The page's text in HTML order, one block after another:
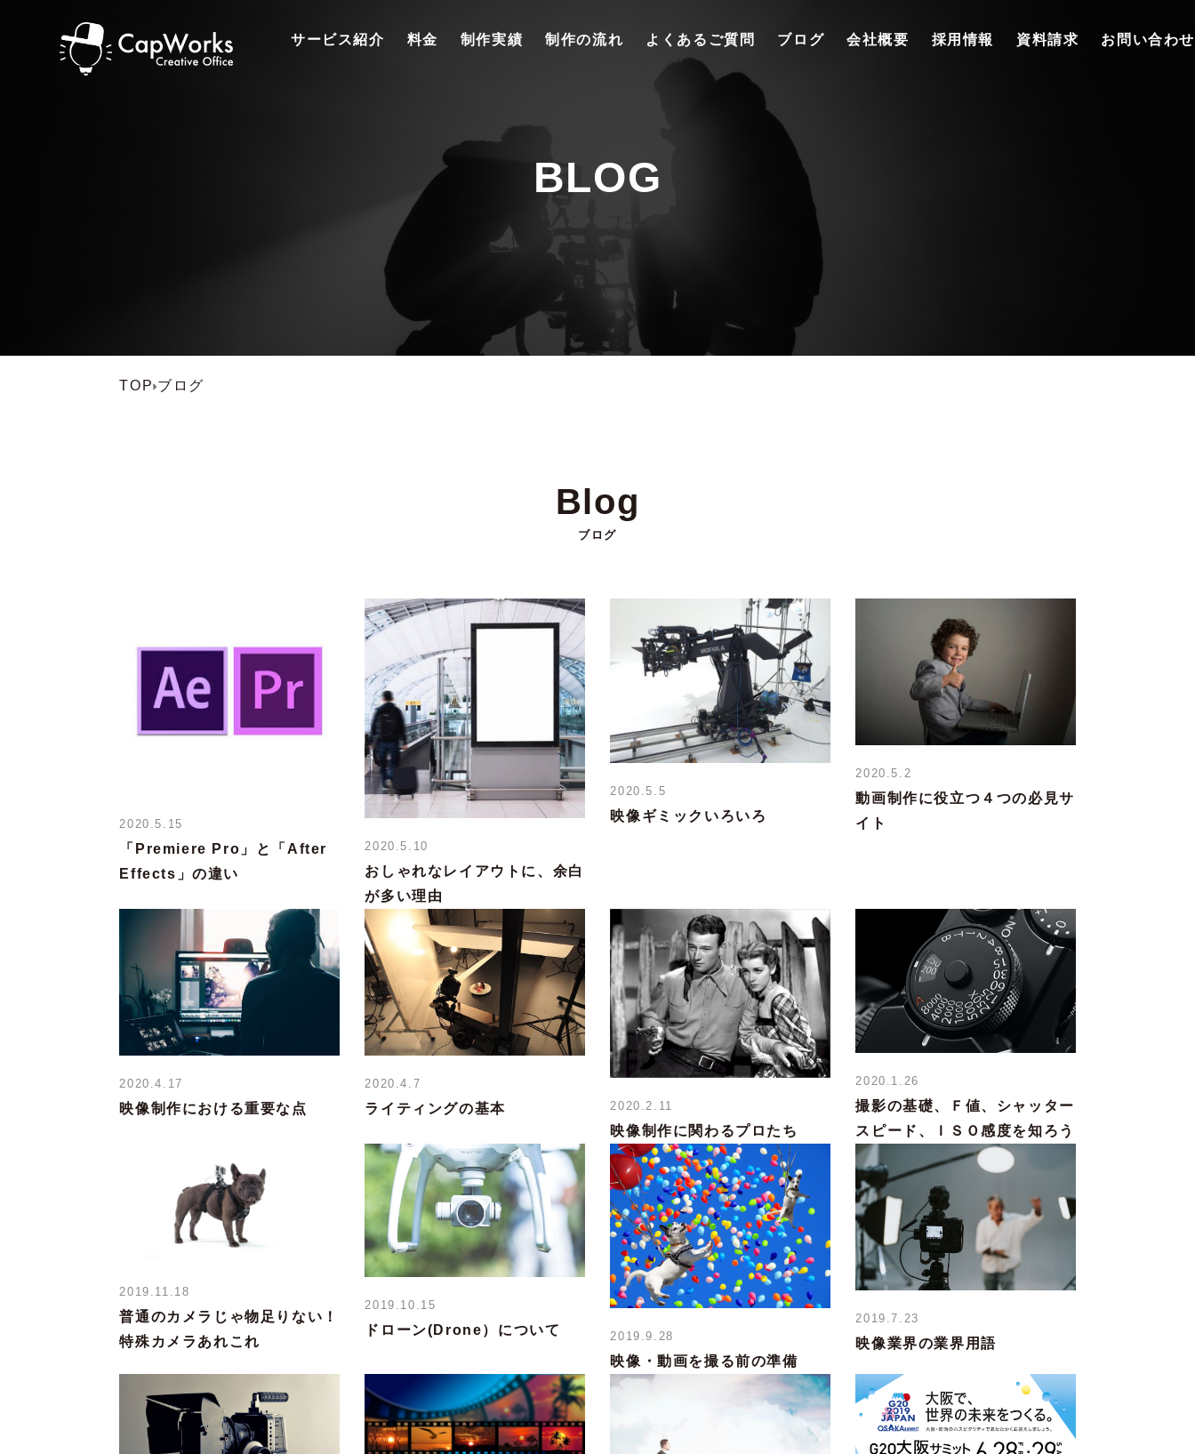
サービス紹介 料金 制作実績 制作の流れ よくあるご質問 ブログ 会社概要 採用情報 資料請求 お問い合わせ
BLOG
TOP ブログ
Blog
ブログ
2020.5.15
「Premiere Pro」と「After
Effects」の違い
2020.5.10
おしゃれなレイアウトに、余白
が多い理由
2020.5.5
映像ギミックいろいろ
2020.5.2
動画制作に役立つ４つの必見サ
イト
2020.4.17
映像制作における重要な点
2020.4.7
ライティングの基本 2020.2.11
映像制作に関わるプロたち
2020.1.26
撮影の基礎、Ｆ値、シャッター
スピード、ＩＳＯ感度を知ろう
2019.11.18
普通のカメラじゃ物足りない！
特殊カメラあれこれ
2019.10.15
ドローン(Drone）について 2019.9.28
映像・動画を撮る前の準備
2019.7.23
映像業界の業界用語